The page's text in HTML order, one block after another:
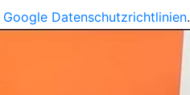
Google Datenschutzrichtlinien.